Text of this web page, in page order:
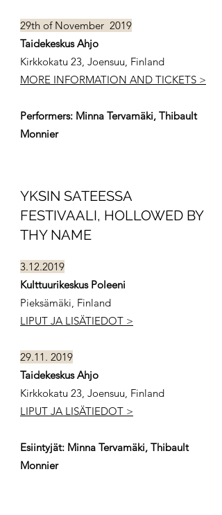
29th of November 2019
Taidekeskus Ahjo
Kirkkokatu 23, Joensuu, Finland
MORE INFORMATION AND TICKETS >
Performers: Minna Tervamäki, Thibault
Monnier
YKSIN SATEESSA
FESTIVAALI, HOLLOWED BY
THY NAME
3.12.2019
Kulttuurikeskus Poleeni
Pieksämäki, Finland
LIPUT JA LISÄTIEDOT >
29.11. 2019
Taidekeskus Ahjo
Kirkkokatu 23, Joensuu, Finland
LIPUT JA LISÄTIEDOT >
Esiintyjät: Minna Tervamäki, Thibault
Monnier